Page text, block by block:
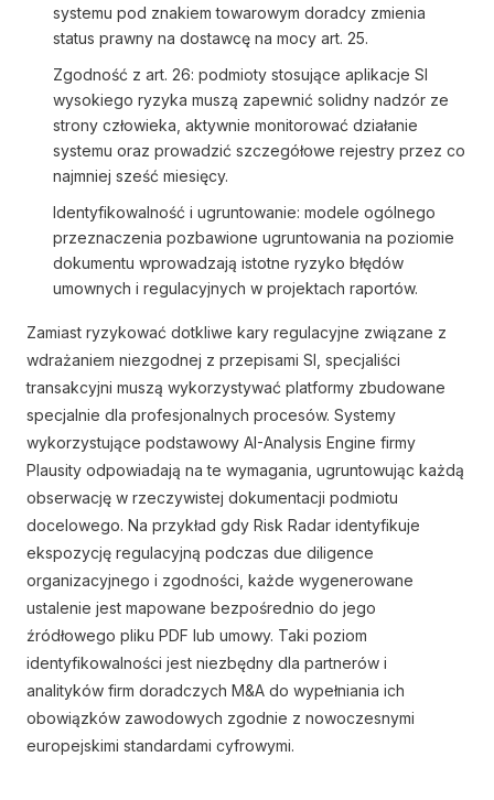
systemu pod znakiem towarowym doradcy zmienia
status prawny na dostawcę na mocy art. 25.
Zgodność z art. 26: podmioty stosujące aplikacje SI
wysokiego ryzyka muszą zapewnić solidny nadzór ze
strony człowieka, aktywnie monitorować działanie
systemu oraz prowadzić szczegółowe rejestry przez co
najmniej sześć miesięcy.
Identyfikowalność i ugruntowanie: modele ogólnego
przeznaczenia pozbawione ugruntowania na poziomie
dokumentu wprowadzają istotne ryzyko błędów
umownych i regulacyjnych w projektach raportów.
Zamiast ryzykować dotkliwe kary regulacyjne związane z
wdrażaniem niezgodnej z przepisami SI, specjaliści
transakcyjni muszą wykorzystywać platformy zbudowane
specjalnie dla profesjonalnych procesów. Systemy
wykorzystujące podstawowy AI-Analysis Engine firmy
Plausity odpowiadają na te wymagania, ugruntowując każdą
obserwację w rzeczywistej dokumentacji podmiotu
docelowego. Na przykład gdy Risk Radar identyfikuje
ekspozycję regulacyjną podczas due diligence
organizacyjnego i zgodności, każde wygenerowane
ustalenie jest mapowane bezpośrednio do jego
źródłowego pliku PDF lub umowy. Taki poziom
identyfikowalności jest niezbędny dla partnerów i
analityków firm doradczych M&A do wypełniania ich
obowiązków zawodowych zgodnie z nowoczesnymi
europejskimi standardami cyfrowymi.